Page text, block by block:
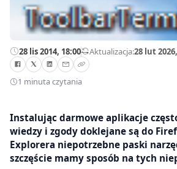
28 lis 2014, 18:00—Aktualizacja:28 lut
1 minuta czytania
Instalując darmowe aplikacje
wiedzy i zgody doklejane są do
Explorera niepotrzebne paski
szczęście mamy sposób na tych